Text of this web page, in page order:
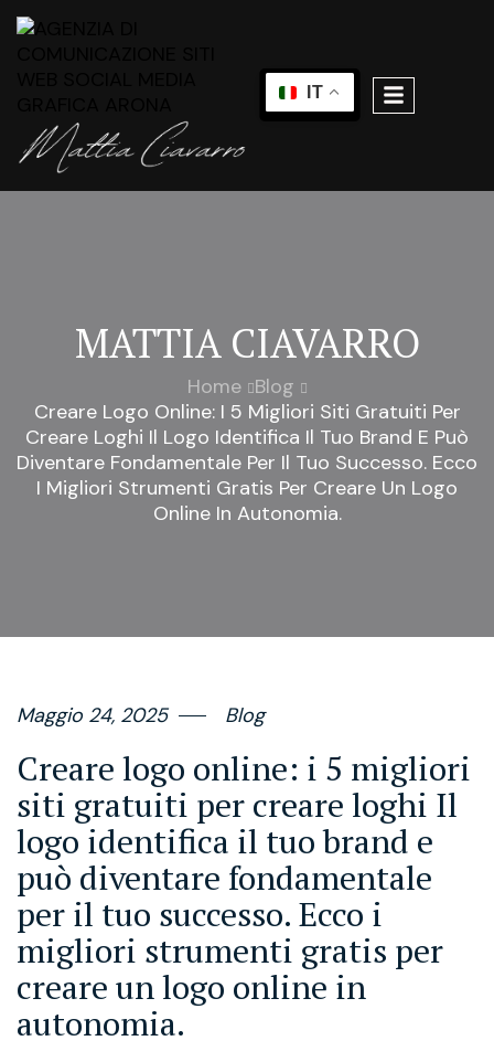
IT
MATTIA CIAVARRO
Home Blog
Creare Logo Online: I 5 Migliori Siti Gratuiti Per
Creare Loghi Il Logo Identifica Il Tuo Brand E Può
Diventare Fondamentale Per Il Tuo Successo. Ecco
I Migliori Strumenti Gratis Per Creare Un Logo
Online In Autonomia.
Maggio 24, 2025 Blog
Creare logo online: i 5 migliori
siti gratuiti per creare loghi Il
logo identifica il tuo brand e
può diventare fondamentale
per il tuo successo. Ecco i
migliori strumenti gratis per
creare un logo online in
autonomia.